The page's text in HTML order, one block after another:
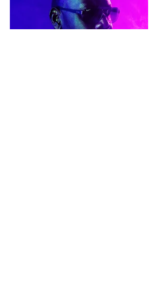
es una forma de acompañar. Con este
propósito, la Corporación realizará la 17ª
Corrida por la Vida, e